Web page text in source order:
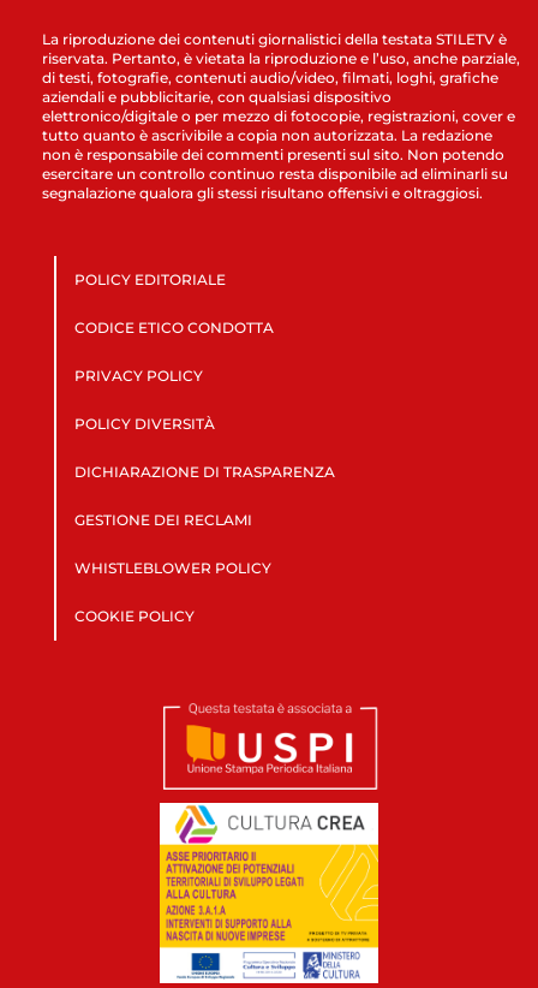
La riproduzione dei contenuti giornalistici della testata STILETV è
riservata. Pertanto, è vietata la riproduzione e l’uso, anche parziale,
di testi, fotografie, contenuti audio/video, filmati, loghi, grafiche
aziendali e pubblicitarie, con qualsiasi dispositivo
elettronico/digitale o per mezzo di fotocopie, registrazioni, cover e
tutto quanto è ascrivibile a copia non autorizzata. La redazione
non è responsabile dei commenti presenti sul sito. Non potendo
esercitare un controllo continuo resta disponibile ad eliminarli su
segnalazione qualora gli stessi risultano offensivi e oltraggiosi.
POLICY EDITORIALE
CODICE ETICO CONDOTTA
PRIVACY POLICY
POLICY DIVERSITÀ
DICHIARAZIONE DI TRASPARENZA
GESTIONE DEI RECLAMI
WHISTLEBLOWER POLICY
COOKIE POLICY